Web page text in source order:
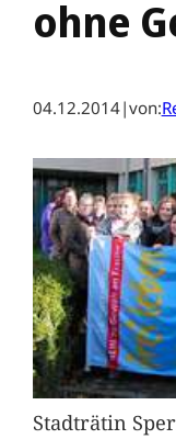
ohne
04.12.2014|von:
Stadträtin